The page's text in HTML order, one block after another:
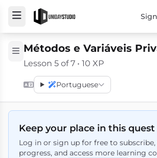
Métodos e Variáveis
Lesson 5 of 7 • 10 XP
Portuguese
Keep your place in this quest
Log in or sign up for free to
progress, and access more learning